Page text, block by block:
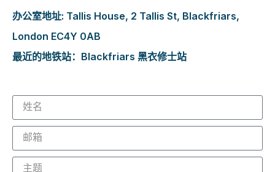
办公室地址: Tallis House, 2 Tallis St, Blackfriars,
London EC4Y 0AB
最近的地铁站：Blackfriars 黑衣修士站